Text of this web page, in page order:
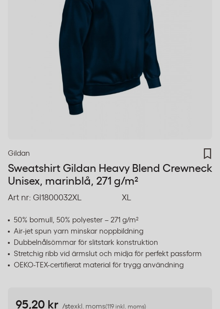
Gildan
Sweatshirt Gildan Heavy Blend Crewneck
Unisex, marinblå, 271 g/m²
Art nr: GI1800032XL XL
50% bomull, 50% polyester – 271 g/m²
Air-jet spun yarn minskar noppbildning
Dubbelnålsömmar för slitstark konstruktion
Stretchig ribb vid ärmslut och midja för perfekt passform
OEKO-TEX-certifierat material för trygg användning
95,20 kr /stexkl. moms(119 inkl. moms)